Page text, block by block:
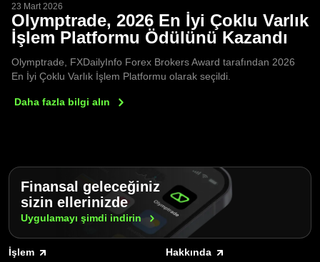
23 Mart 2026
Olymptrade, 2026 En İyi Çoklu Varlık
İşlem Platformu Ödülünü Kazandı
Olymptrade, FXDailyInfo Forex Brokers Award tarafından 2026
En İyi Çoklu Varlık İşlem Platformu olarak seçildi.
Daha fazla bilgi alın
Finansal geleceğiniz
sizin ellerinizde
Uygulamayı şimdi indirin
İşlem Hakkında